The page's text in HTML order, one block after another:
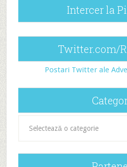
Intercer la
Twitter.com/
Postari Twitter ale